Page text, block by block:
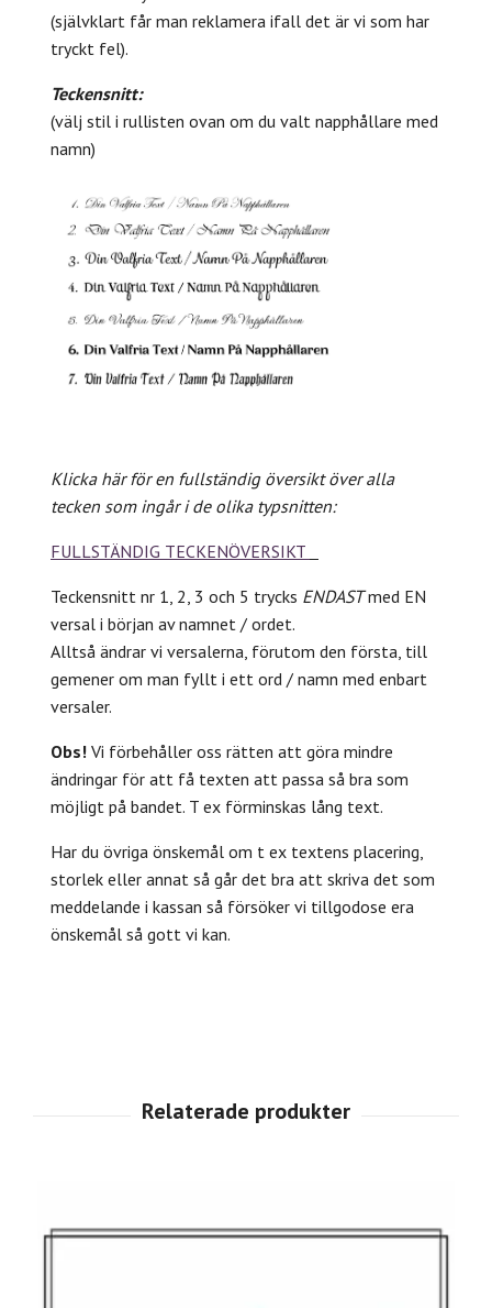
(självklart får man reklamera ifall det är vi som har
tryckt fel).
Teckensnitt:
(välj stil i rullisten ovan om du valt napphållare med
namn)
Klicka här för en fullständig översikt över alla
tecken som ingår i de olika typsnitten:
FULLSTÄNDIG TECKENÖVERSIKT
Teckensnitt nr 1, 2, 3 och 5 trycks ENDASTmed EN
versal i början av namnet / ordet.
Alltså ändrar vi versalerna, förutom den första, till
gemener om man fyllt i ett ord / namn med enbart
versaler.
Obs! Vi förbehåller oss rätten att göra mindre
ändringar för att få texten att passa så bra som
möjligt på bandet. T ex förminskas lång text.
Har du övriga önskemål om t ex textens placering,
storlek eller annat så går det bra att skriva det som
meddelande i kassan så försöker vi tillgodose era
önskemål så gott vi kan.